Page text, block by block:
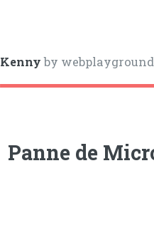
Kennyby
Panne de